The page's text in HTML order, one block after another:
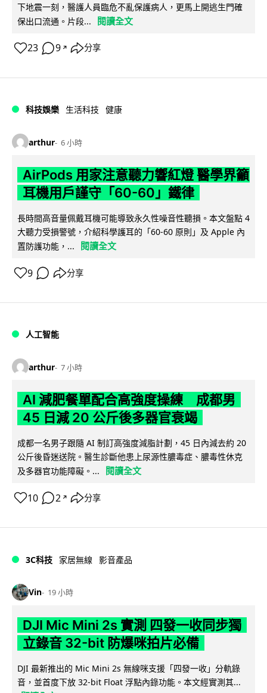
下地震一刻，醫護人員臨危不亂保護病人，更馬上開逃生門確
保出口流通。片段...
閱讀全文
23 9 ↗ 分享
科技娛樂 生活科技 健康
arthur 6 小時
AirPods 用家注意聽力響紅燈 醫學界籲
耳機用戶謹守「60-60」鐵律
長時間高音量佩戴耳機可能導致永久性噪音性聽損。本文盤點 4
大聽力受損警號，介紹科學護耳的「60-60 原則」及 Apple 內
置防護功能，...
閱讀全文
9 分享
人工智能
arthur 7 小時
AI 減肥餐單配合高強度操練 成都男
45 日減 20 公斤後多器官衰竭
成都一名男子跟隨 AI 制訂高強度減脂計劃，45 日內減去約 20
公斤後昏迷送院。醫生診斷他患上尿源性膿毒症、膿毒性休克
及多器官功能障礙。...
閱讀全文
10 2 ↗ 分享
3C科技 家居無線 影音產品
Vin 19 小時
DJI Mic Mini 2s 實測 四發一收同步獨
立錄音 32-bit 防爆咪拍片必備
DJI 最新推出的 Mic Mini 2s 無線咪支援「四發一收」分軌錄
音，並首度下放 32-bit Float 浮點內錄功能。本文經實測其...